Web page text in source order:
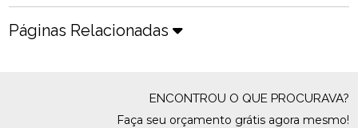
Páginas Relacionadas
ENCONTROU O QUE PROCURAVA?
Faça seu orçamento grátis agora mesmo!